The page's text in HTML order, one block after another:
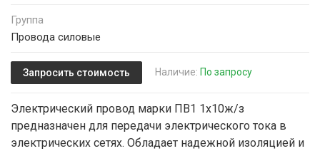
Группа
Провода силовые
Запросить стоимость Наличие: По запросу
Электрический провод марки ПВ1 1х10ж/з
предназначен для передачи электрического тока в
электрических сетях. Обладает надежной изоляцией и